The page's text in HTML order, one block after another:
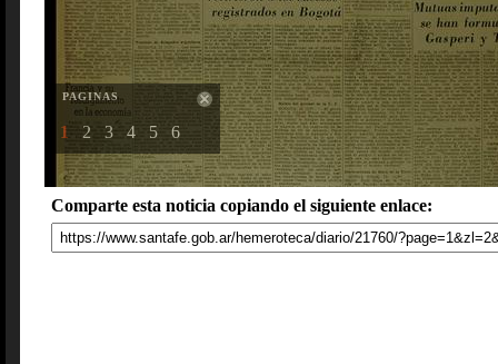
PAGINAS
1 2 3 4 5 6
Comparte esta noticia copiando el siguiente enlace: